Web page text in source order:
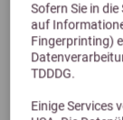
Sofern Sie in
auf
Fingerprinting)
TDDDG.
Einige Services